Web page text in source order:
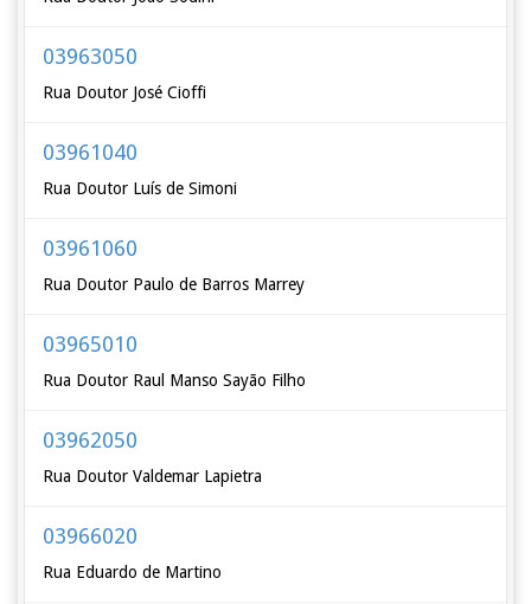
03963050
Rua Doutor José Cioffi
03961040
Rua Doutor Luís de Simoni
03961060
Rua Doutor Paulo de Barros Marrey
03965010
Rua Doutor Raul Manso Sayão Filho
03962050
Rua Doutor Valdemar Lapietra
03966020
Rua Eduardo de Martino